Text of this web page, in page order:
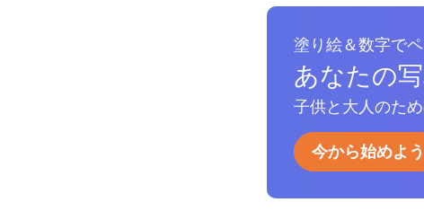
塗り絵＆数字で
あなたの
子供と大人のた
今から始めよう